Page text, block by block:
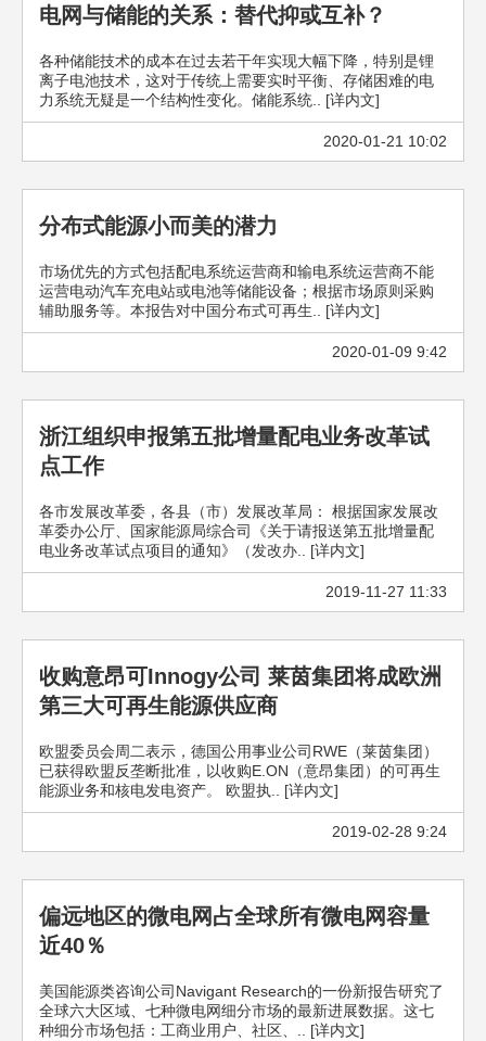
电网与储能的关系：替代抑或互补？
各种储能技术的成本在过去若干年实现大幅下降，特别是锂
离子电池技术，这对于传统上需要实时平衡、存储困难的电
力系统无疑是一个结构性变化。储能系统.. [详内文]
2020-01-21 10:02
分布式能源小而美的潜力
市场优先的方式包括配电系统运营商和输电系统运营商不能
运营电动汽车充电站或电池等储能设备；根据市场原则采购
辅助服务等。本报告对中国分布式可再生.. [详内文]
2020-01-09 9:42
浙江组织申报第五批增量配电业务改革试
点工作
各市发展改革委，各县（市）发展改革局： 根据国家发展改
革委办公厅、国家能源局综合司《关于请报送第五批增量配
电业务改革试点项目的通知》（发改办.. [详内文]
2019-11-27 11:33
收购意昂可Innogy公司 莱茵集团将成欧洲
第三大可再生能源供应商
欧盟委员会周二表示，德国公用事业公司RWE（莱茵集团）
已获得欧盟反垄断批准，以收购E.ON（意昂集团）的可再生
能源业务和核电发电资产。 欧盟执.. [详内文]
2019-02-28 9:24
偏远地区的微电网占全球所有微电网容量
近40％
美国能源类咨询公司Navigant Research的一份新报告研究了
全球六大区域、七种微电网细分市场的最新进展数据。这七
种细分市场包括：工商业用户、社区、.. [详内文]